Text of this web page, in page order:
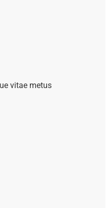
vitae metus